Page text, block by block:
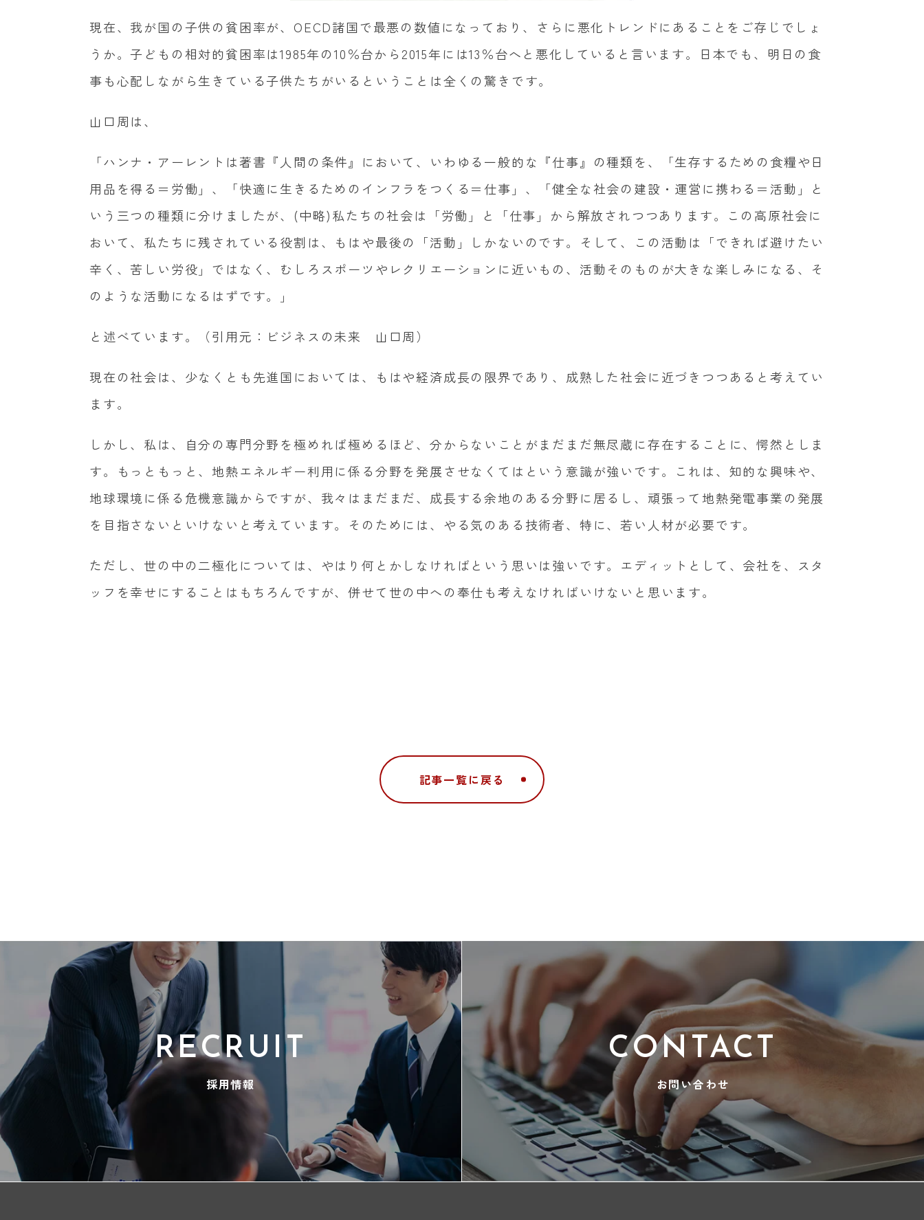
現在、我が国の子供の貧困率が、 OECD諸国で最悪の数値になっており、さらに悪化トレンドにあることをご存じでしょ
うか。子どもの相対的貧困率は1985年の10％台から 2015年には13％台へと悪化していると言います。日本でも、明日の食
事も心配しながら生きている子供たちがいるということは全くの驚きです。
山口周は、
「ハンナ・アーレントは著書『人間の条件』において、いわゆる一般的な『仕事』の種類を、「生存するための食糧や日
用品を得る＝労働」、「快適に生きるためのインフラをつくる＝仕事」、「健全な社会の建設・運営に携わる＝活動」と
いう三つの種類に分けましたが、 (中略)私たちの社会は「労働」と「仕事」から解放されつつあります。この高原社会に
おいて、私たちに残されている役割は、もはや最後の「活動」しかないのです。そして、この活動は「できれば避けたい
辛く、苦しい労役」ではなく、むしろスポーツやレクリエーションに近いもの、活動そのものが大きな楽しみになる、そ
のような活動になるはずです。」
と述べています。（引用元：ビジネスの未来 山口周）
現在の社会は、少なくとも先進国においては、もはや経済成長の限界であり、成熟した社会に近づきつつあると考えてい
ます。
しかし、私は、自分の専門分野を極めれば極めるほど、分からないことがまだまだ無尽蔵に存在することに、愕然としま
す。もっともっと、地熱エネルギー利用に係る分野を発展させなくてはという意識が強いです。これは、知的な興味や、
地球環境に係る危機意識からですが、我々はまだまだ、成長する余地のある分野に居るし、頑張って地熱発電事業の発展
を目指さないといけないと考えています。そのためには、やる気のある技術者、特に、若い人材が必要です。
ただし、世の中の二極化については、やはり何とかしなければという思いは強いです。エディットとして、会社を、スタ
ッフを幸せにすることはもちろんですが、併せて世の中への奉仕も考えなければいけないと思います。
記事一覧に戻る
RECRUIT
採用情報
CONTACT
お問い合わせ